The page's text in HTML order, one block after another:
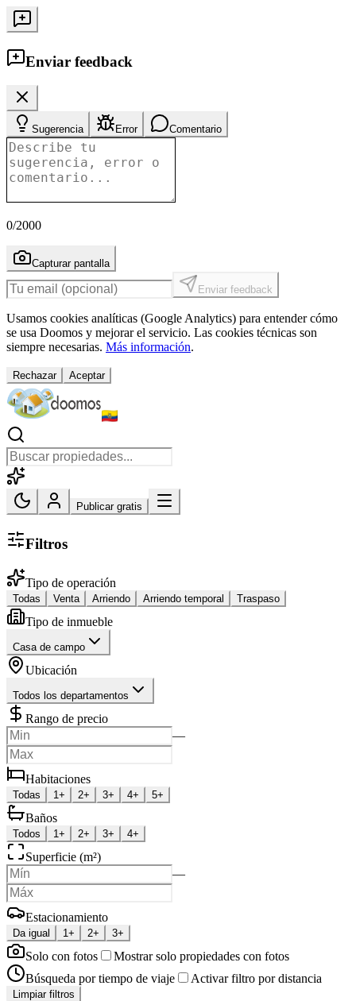
Enviar feedback
Sugerencia Error Comentario
0/2000
Capturar pantalla
Enviar feedback
Usamos cookies analíticas (Google Analytics) para entender cómo
se usa Doomos y mejorar el servicio. Las cookies técnicas son
siempre necesarias. Más información.
Rechazar Aceptar
Publicar gratis
Filtros
Tipo de operación
Todas Venta Arriendo Arriendo temporal Traspaso
Tipo de inmueble
Casa de campo
Ubicación
Todos los departamentos
Rango de precio
—
Habitaciones
Todas 1+ 2+ 3+ 4+ 5+
Baños
Todos 1+ 2+ 3+ 4+
Superficie (m²)
—
Estacionamiento
Da igual 1+ 2+ 3+
Solo con fotos
Mostrar solo propiedades con fotos
Búsqueda por tiempo de viaje
Activar filtro por distancia
Limpiar filtros